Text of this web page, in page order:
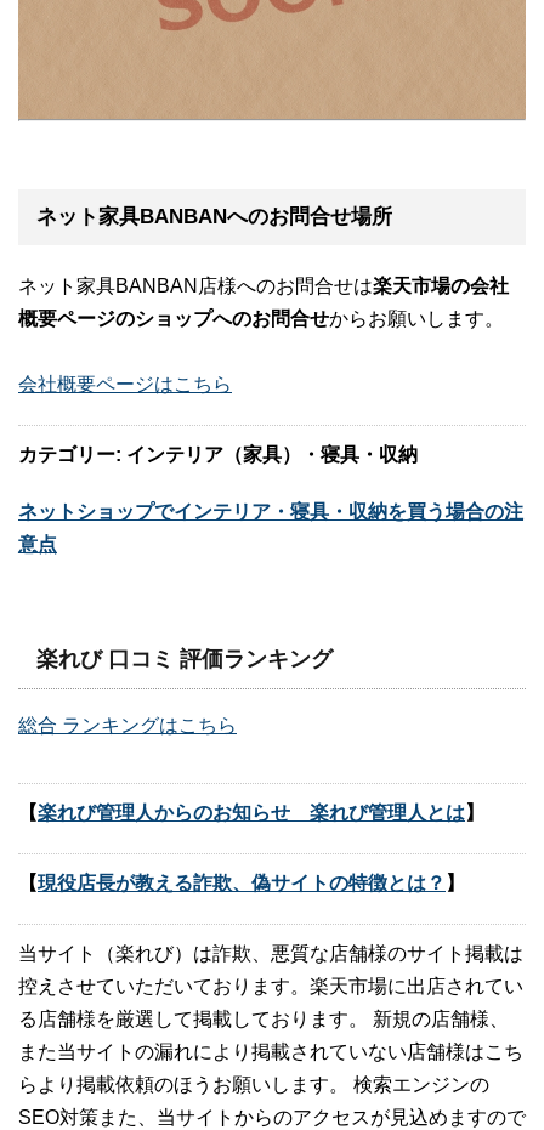
ネット家具BANBANへのお問合せ場所
ネット家具BANBAN店様へのお問合せは楽天市場の会社
概要ページのショップへのお問合せからお願いします。
会社概要ページはこちら
カテゴリー: インテリア（家具）・寝具・収納
ネットショップでインテリア・寝具・収納を買う場合の注
意点
楽れび 口コミ 評価ランキング
総合 ランキングはこちら
【楽れび管理人からのお知らせ 楽れび管理人とは 】
【現役店長が教える詐欺、偽サイトの特徴とは？ 】
当サイト（楽れび）は詐欺、悪質な店舗様のサイト掲載は
控えさせていただいております。楽天市場に出店されてい
る店舗様を厳選して掲載しております。 新規の店舗様、
また当サイトの漏れにより掲載されていない店舗様はこち
らより掲載依頼のほうお願いします。 検索エンジンの
SEO対策また、当サイトからのアクセスが見込めますので